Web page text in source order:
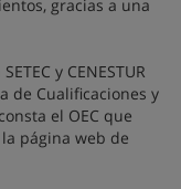
gracias a una
y CENESTUR
de Cualificaciones y
el OEC que
página web de